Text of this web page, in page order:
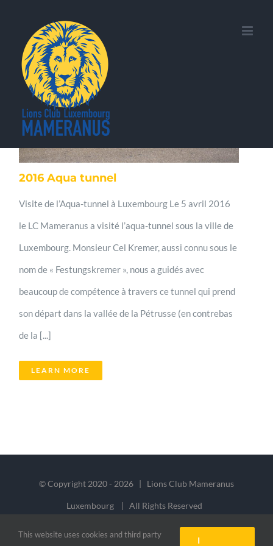
content
2016 Aqua tunnel
Visite de l’Aqua-tunnel à Luxembourg Le 5 avril 2016
le LC Mameranus a visité l’aqua-tunnel sous la ville de
Luxembourg. Monsieur Cel Kremer, aussi connu sous le
nom de « Festungskremer », nous a guidés avec
beaucoup de compétence à travers ce tunnel qui prend
son départ dans la vallée de la Pétrusse (en contrebas
de la [...]
LEARN MORE
© Copyright 2020 - 2026 | Lions Club Mameranus
Luxembourg | All Rights Reserved
This website uses cookies and third party
I